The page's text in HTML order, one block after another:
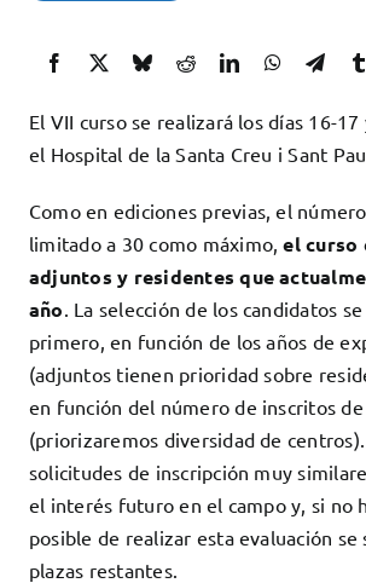
Cómo colaborar
El VII curso se realizará los días 16-
el Hospital de la Santa Creu i Sant Pau.
Como en ediciones previas, el
limitado a 30 como máximo,el curso
adjuntos y residentes que
año . La selección de los candidatos
primero, en función de los años de
(adjuntos tienen prioridad sobre
en función del número de inscritos
(priorizaremos diversidad de
solicitudes de inscripción muy
el interés futuro en el campo y, si no
posible de realizar esta evaluación se
plazas restantes.